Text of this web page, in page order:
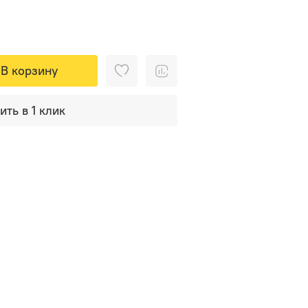
В корзину
в 1 клик